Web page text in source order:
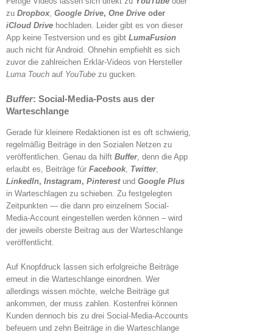
zu Dropbox, Google Drive, One Drive oder
iCloud Drive hochladen. Leider gibt es von dieser
App keine Testversion und es gibt LumaFusion
auch nicht für Android. Ohnehin empfiehlt es sich
zuvor die zahlreichen Erklär-Videos von Hersteller
Luma Touch auf YouTube zu gucken.
Buffer: Social-Media-Posts aus der
Warteschlange
Gerade für kleinere Redaktionen ist es oft schwierig,
regelmäßig Beiträge in den Sozialen Netzen zu
veröffentlichen. Genau da hilft Buffer, denn die App
erlaubt es, Beiträge für Facebook, Twitter,
LinkedIn, Instagram, Pinterestund Google Plus
in Warteschlagen zu schieben. Zu festgelegten
Zeitpunkten — die dann pro einzelnem Social-
Media-Account eingestellen werden können – wird
der jeweils oberste Beitrag aus der Warteschlange
veröffentlicht.
Auf Knopfdruck lassen sich erfolgreiche Beiträge
erneut in die Warteschlange einordnen. Wer
allerdings wissen möchte, welche Beiträge gut
ankommen, der muss zahlen. Kostenfrei können
Kunden dennoch bis zu drei Social-Media-Accounts
befeuern und zehn Beiträge in die Warteschlange